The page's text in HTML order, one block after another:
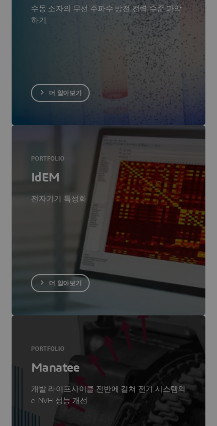
수동 소자의 무선 주파수 방전 전력 수준 파악
하기
더 알아보기
PORTFOLIO
IdEM
전자기기 특성화
더 알아보기
PORTFOLIO
Manatee
개발 라이프사이클 전반에 걸쳐 전기 시스템의
e-NVH 성능 개선